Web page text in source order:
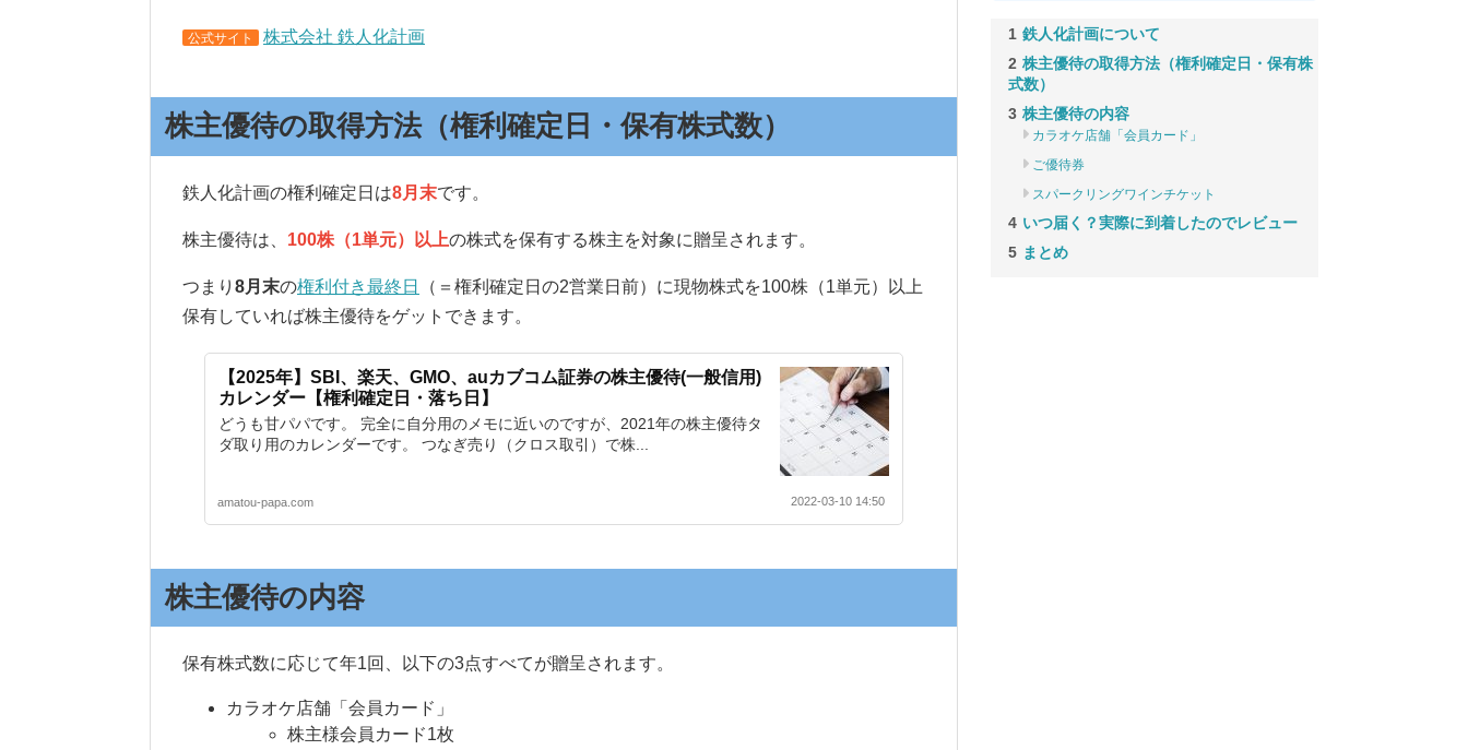
公式サイト 株式会社 鉄人化計画
株主優待の取得方法（権利確定日・保有株式数）
鉄人化計画の権利確定日は8月末です。
株主優待は、 100株（1単元）以上の株式を保有する株主を対象に贈呈されます。
つまり 8月末の権利付き最終日
（＝権利確定日の2営業日前）に現物株式を100株（1単元）以上
保有していれば株主優待をゲットできます。
【2025年】SBI、楽天、GMO、auカブコム証券の株主優待(一般信用)
カレンダー【権利確定日・落ち日】
どうも甘パパです。 完全に自分用のメモに近いのですが、2021年の株主優待タ
ダ取り用のカレンダーです。 つなぎ売り（クロス取引）で株...
amatou-papa.com 2022-03-10 14:50
株主優待の内容
保有株式数に応じて年1回、以下の3点すべてが贈呈されます。
カラオケ店舗「会員カード」
株主様会員カード1枚
鉄人化計画について
株主優待の取得方法（権利確定日・保有株
式数）
株主優待の内容
カラオケ店舗「会員カード」
ご優待券
スパークリングワインチケット
いつ届く？実際に到着したのでレビュー
まとめ